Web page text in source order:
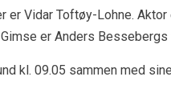
Vidar Toftøy-Lohne.
er Anders Bessebergs
kl. 09.05 sammen med